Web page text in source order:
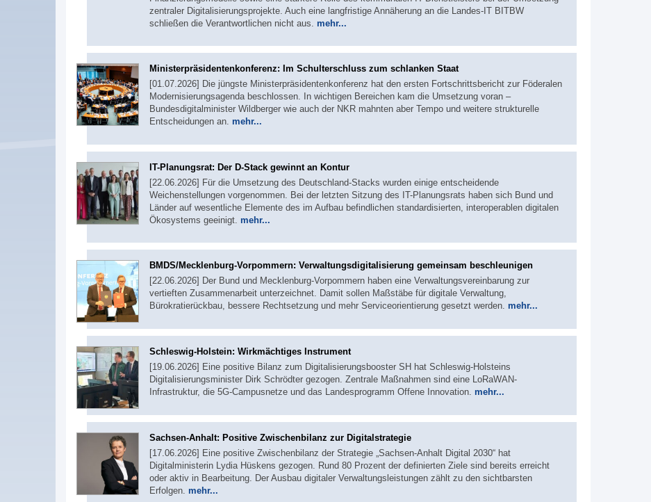
zentraler Digitalisierungsprojekte. Auch eine langfristige Annäherung an die Landes-IT BITBW
schließen die Verantwortlichen nicht aus. mehr...
Ministerpräsidentenkonferenz: Im Schulterschluss zum schlanken Staat
[01.07.2026] Die jüngste Ministerpräsidentenkonferenz hat den ersten Fortschrittsbericht zur Föderalen
Modernisierungsagenda beschlossen. In wichtigen Bereichen kam die Umsetzung voran –
Bundesdigitalminister Wildberger wie auch der NKR mahnten aber Tempo und weitere strukturelle
Entscheidungen an. mehr...
IT-Planungsrat: Der D-Stack gewinnt an Kontur
[22.06.2026] Für die Umsetzung des Deutschland-Stacks wurden einige entscheidende
Weichenstellungen vorgenommen. Bei der letzten Sitzung des IT-Planungsrats haben sich Bund und
Länder auf wesentliche Elemente des im Aufbau befindlichen standardisierten, interoperablen digitalen
Ökosystems geeinigt. mehr...
BMDS/Mecklenburg-Vorpommern: Verwaltungsdigitalisierung gemeinsam beschleunigen
[22.06.2026] Der Bund und Mecklenburg-Vorpommern haben eine Verwaltungsvereinbarung zur
vertieften Zusammenarbeit unterzeichnet. Damit sollen Maßstäbe für digitale Verwaltung,
Bürokratierückbau, bessere Rechtsetzung und mehr Serviceorientierung gesetzt werden. mehr...
Schleswig-Holstein: Wirkmächtiges Instrument
[19.06.2026] Eine positive Bilanz zum Digitalisierungsbooster SH hat Schleswig-Holsteins
Digitalisierungsminister Dirk Schrödter gezogen. Zentrale Maßnahmen sind eine LoRaWAN-
Infrastruktur, die 5G-Campusnetze und das Landesprogramm Offene Innovation. mehr...
Sachsen-Anhalt: Positive Zwischenbilanz zur Digitalstrategie
[17.06.2026] Eine positive Zwischenbilanz der Strategie „Sachsen-Anhalt Digital 2030“ hat
Digitalministerin Lydia Hüskens gezogen. Rund 80 Prozent der definierten Ziele sind bereits erreicht
oder aktiv in Bearbeitung. Der Ausbau digitaler Verwaltungsleistungen zählt zu den sichtbarsten
Erfolgen. mehr...